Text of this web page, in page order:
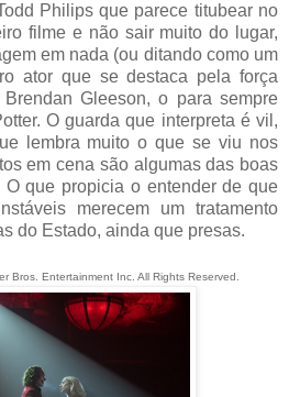
Philips que parece titubear no
filme e não sair muito do lugar,
em nada (ou ditando como um
ator que se destaca pela força
Gleeson, o para sempre
O guarda que interpreta é vil,
lembra muito o que se viu nos
em cena são algumas das boas
que propicia o entender de que
merecem um tratamento
do Estado, ainda que presas.
Bros. Entertainment Inc. All Rights Reserved.